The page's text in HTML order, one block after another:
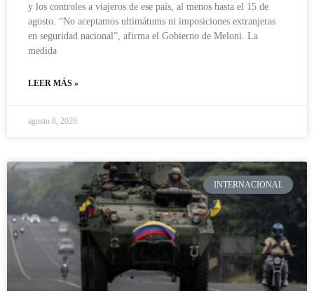
y los controles a viajeros de ese país, al menos hasta el 15 de
agosto. “No aceptamos ultimátums ni imposiciones extranjeras
en seguridad nacional”, afirma el Gobierno de Meloni. La
medida
LEER MÁS »
agosto 8, 2026
INTERNACIONAL